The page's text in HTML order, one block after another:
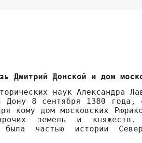
Дмитрий Донской и дом
наук Александра
Дону 8 сентября 1380
кому дом московских
земель и княжеств.
была частью истории